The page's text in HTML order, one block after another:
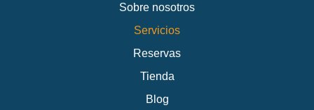
Sobre nosotros
Servicios
Reservas
Tienda
Blog